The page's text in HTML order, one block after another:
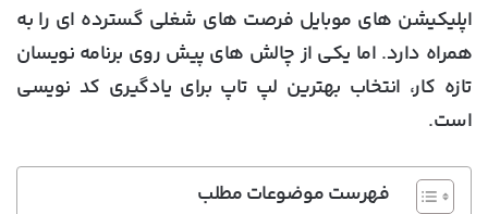
اپلیکیشن های موبایل فرصت های شغلی گسترده ای را به
همراه دارد. اما یکی از چالش های پیش روی برنامه نویسان
تازه کار، انتخاب بهترین لپ تاپ برای یادگیری کد نویسی
است.
فهرست موضوعات مطلب